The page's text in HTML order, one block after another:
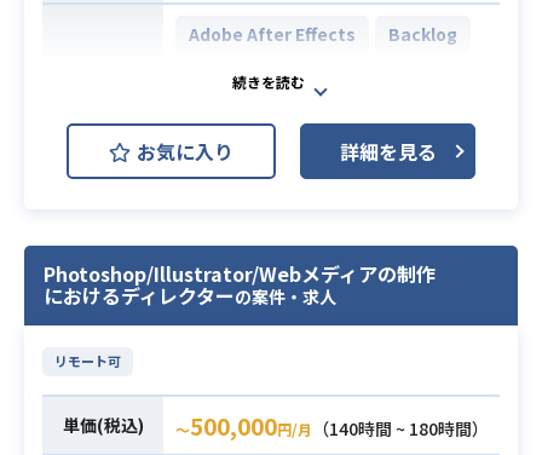
Adobe After Effects
Backlog
Adobe Illustrator
Adobe Photoshop
Figma
Adobe XD
業務内容
集・広告コンテンツのWeb制作およ
び運用のディレクションをお任せし
ます。
ンテンツのWebページ制作など、多
岐にわたります。
お気に入り 詳細を見る
Photoshop/Illustrator/Webメディアの制作
におけるディレクターの案件・求人
リモート可
単価(税込) 〜500,000円/月 （140時間 ~ 180時間）